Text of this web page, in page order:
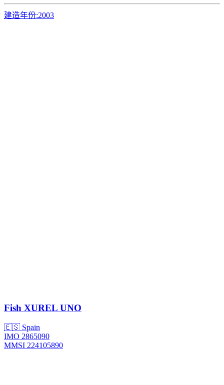
建造年份:2003
Fish XUREL UNO
🇪🇸 Spain
IMO 2865090
MMSI 224105890